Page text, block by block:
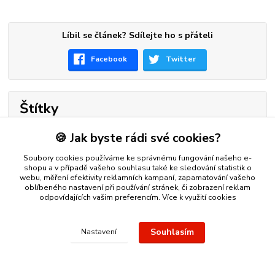
Líbil se článek? Sdílejte ho s přáteli
Facebook Twitter
Štítky
žluté zlato bílé zlato investice
přívěšek
Nákup zlatého šperku s jistotou a ke spokojenosti
nebo řetízek spolehlivý nápad na dárek.Stříbro Nikol
🍪 Jak byste rádi své cookies?
Soubory cookies používáme ke správnému fungování našeho e-
shopu a v případě vašeho souhlasu také ke sledování statistik o
webu, měření efektivity reklamních kampaní, zapamatování vašeho
oblíbeného nastavení při používání stránek, či zobrazení reklam
odpovídajících vašim preferencím. Více k využití cookies
Nastavení Souhlasím